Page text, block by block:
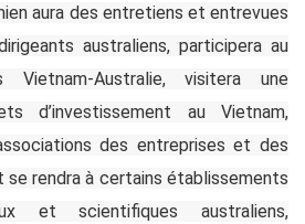
aura des entretiens et entrevues
australiens, participera au
Australie, visitera une
d’investissement au Vietnam,
des entreprises et des
se rendra à certains établissements
et scientifiques australiens,